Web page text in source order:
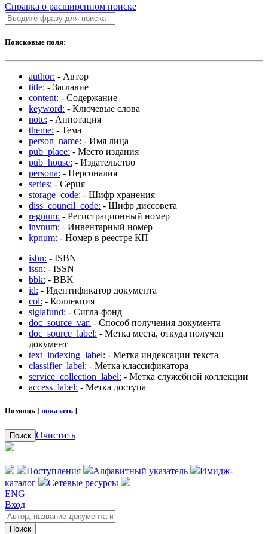
Справка о расширенном поиске
Поисковые поля:
author: - Автор
title: - Заглавие
content: - Содержание
keyword: - Ключевые слова
note: - Аннотация
theme: - Тема
person_name: - Имя лица
pub_place: - Место издания
pub_house: - Издательство
persona: - Персоналия
series: - Серия
storage_code: - Шифр хранения
diss_council_code: - Шифр диссовета
regnum: - Регистрационный номер
invnum: - Инвентарный номер
kpnum: - Номер в реестре КП
isbn: - ISBN
issn: - ISSN
bbk: - BBK
id: - Идентификатор документа
col: - Коллекция
siglafund: - Сигла-фонд
doc_source_var: - Способ получения документа
doc_source_label: - Метка места, откуда получен
документ
text_indexing_label: - Метка индексации текста
classifier_label: - Метка классификатора
service_collection_label: - Метка служебной коллекции
access_label: - Метка доступа
Помощь [ показать ]
Поиск Очистить
Поступления Алфавитный указатель
Имидж-
каталог
Сетевые ресурсы
ENG
Вход
Поиск